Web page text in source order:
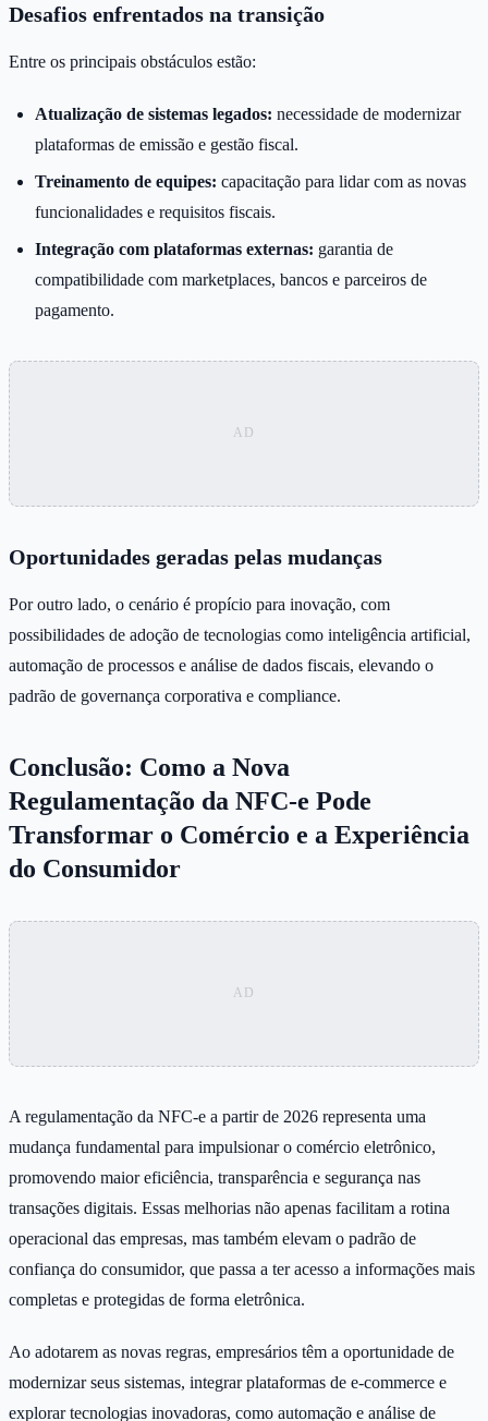
Desafios enfrentados na transição
Entre os principais obstáculos estão:
Atualização de sistemas legados: necessidade de modernizar
plataformas de emissão e gestão fiscal.
Treinamento de equipes: capacitação para lidar com as novas
funcionalidades e requisitos fiscais.
Integração com plataformas externas: garantia de
compatibilidade com marketplaces, bancos e parceiros de
pagamento.
Oportunidades geradas pelas mudanças
Por outro lado, o cenário é propício para inovação, com
possibilidades de adoção de tecnologias como inteligência artificial,
automação de processos e análise de dados fiscais, elevando o
padrão de governança corporativa e compliance.
Conclusão: Como a Nova
Regulamentação da NFC-e Pode
Transformar o Comércio e a Experiência
do Consumidor
A regulamentação da NFC-e a partir de 2026 representa uma
mudança fundamental para impulsionar o comércio eletrônico,
promovendo maior eficiência, transparência e segurança nas
transações digitais. Essas melhorias não apenas facilitam a rotina
operacional das empresas, mas também elevam o padrão de
confiança do consumidor, que passa a ter acesso a informações mais
completas e protegidas de forma eletrônica.
Ao adotarem as novas regras, empresários têm a oportunidade de
modernizar seus sistemas, integrar plataformas de e-commerce e
explorar tecnologias inovadoras, como automação e análise de